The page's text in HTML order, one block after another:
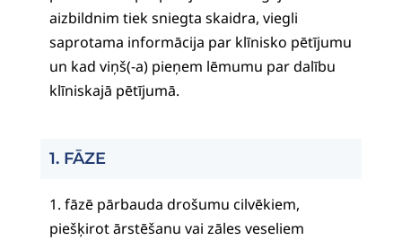
aizbildnim tiek sniegta skaidra, viegli
saprotama informācija par klīnisko pētījumu
un kad viņš(-a) pieņem lēmumu par dalību
klīniskajā pētījumā.
1. FĀZE
1. fāzē pārbauda drošumu cilvēkiem,
piešķirot ārstēšanu vai zāles veseliem